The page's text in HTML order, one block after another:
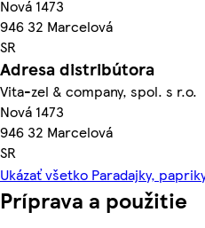
Nová 1473
946 32 Marcelová
SR
Adresa distribútora
Vita-zel & company, spol. s r.o.
Nová 1473
946 32 Marcelová
SR
Ukázať všetko Paradajky,
Príprava a použitie